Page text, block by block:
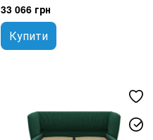
33 066 грн
Купити